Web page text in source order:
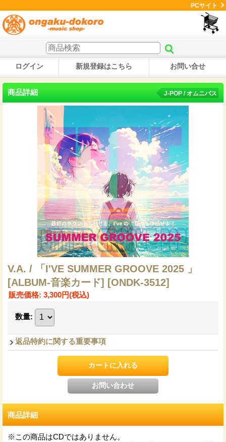
PCサイト
ログイン 新規登録はこちら お問い合せ
商品詳細 J-POP / オムニバス
V.A. / 「I'VE SUMMER GROOVE 2025 」
[ALBUM-音楽カード] [ONDK-3512]
販売価格: 3,300円(税込)
数量:
返品特約に関する重要事項
商品詳細
※この商品はCDではありません。